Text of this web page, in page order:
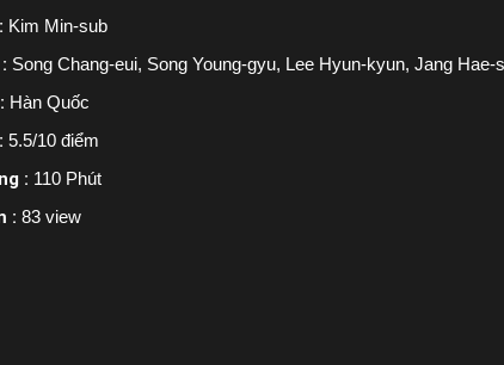
Kim Min-sub
Song Chang-eui, Song Young-gyu, Lee Hyun-kyun, Jang Hae-
Hàn Quốc
5.5/10 điểm
: 110 Phút
: 83 view